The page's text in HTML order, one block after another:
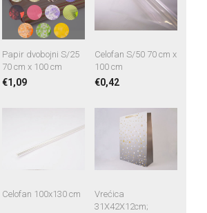
Papir dvobojni S/25
70 cm x 100 cm
€1,09
Celofan S/50 70 cm x
100 cm
€0,42
Celofan 100x130 cm
Vrećica
31X42X12cm;